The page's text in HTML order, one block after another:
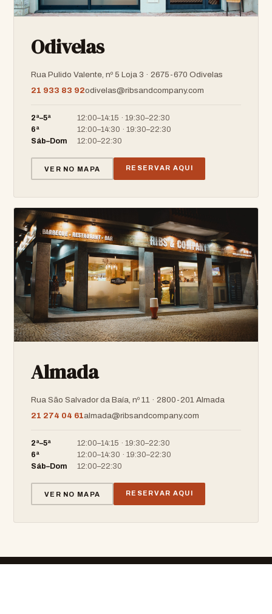
Odivelas
Rua Pulido Valente, nº 5 Loja 3 · 2675-670 Odivelas
21 933 83 92odivelas@ribsandcompany.com
2ª–5ª
12:00–14:15 · 19:30–22:30
6ª
12:00–14:30 · 19:30–22:30
Sáb–Dom
12:00–22:30
VER NO MAPA RESERVAR AQUI
Almada
Rua São Salvador da Baía, nº 11 · 2800-201 Almada
21 274 04 61almada@ribsandcompany.com
2ª–5ª
12:00–14:15 · 19:30–22:30
6ª
12:00–14:30 · 19:30–22:30
Sáb–Dom
12:00–22:30
VER NO MAPA RESERVAR AQUI